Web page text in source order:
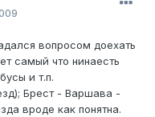
вопросом доехать
самый что нинаесть
и т.п.
Брест - Варшава -
вроде как понятна.